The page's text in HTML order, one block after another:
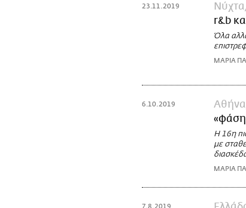
23.11.2019 Νύχτα
r&b
Όλα
ΜΑΡΙΑ
6.10.2019 Αθήνα
Η 16η
με
ΜΑΡΙΑ